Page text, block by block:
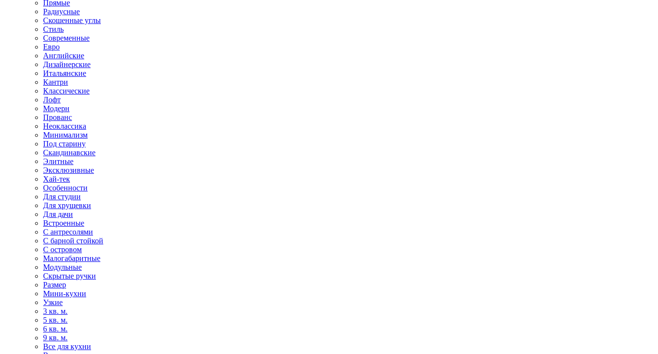
Прямые
Радиусные
Скошенные углы
Стиль
Современные
Евро
Английские
Дизайнерские
Итальянские
Кантри
Классические
Лофт
Модерн
Прованс
Неоклассика
Минимализм
Под старину
Скандинавские
Элитные
Эксклюзивные
Хай-тек
Особенности
Для студии
Для хрущевки
Для дачи
Встроенные
С антресолями
С барной стойкой
С островом
Малогабаритные
Модульные
Скрытые ручки
Размер
Мини-кухни
Узкие
3 кв. м.
5 кв. м.
6 кв. м.
9 кв. м.
Все для кухни